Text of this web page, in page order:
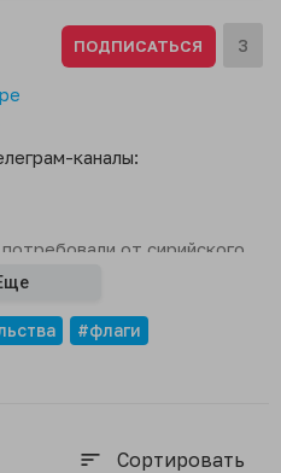
ПОДПИСАТЬСЯ 3
каналы:
от сирийского
посольства.
#флаги
sort Сортировать